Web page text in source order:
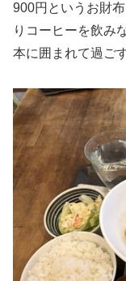
900円というお財
りコーヒーを飲み
本に囲まれて過ご